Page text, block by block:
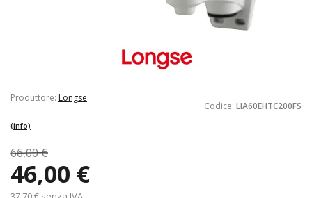
Produttore: Longse
Codice: LIA60EHTC200FS
(info)
66,00 €
46,00 €